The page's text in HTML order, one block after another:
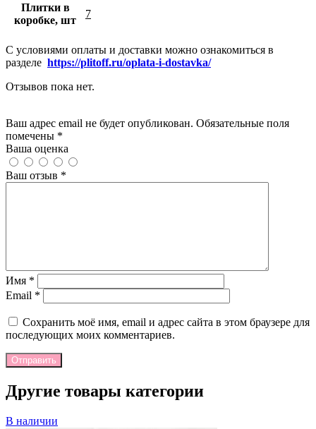
Плитки в
коробке, шт
7
С условиями оплаты и доставки можно ознакомиться в
разделе https://plitoff.ru/oplata-i-dostavka/
Отзывов пока нет.
Ваш адрес email не будет опубликован. Обязательные поля
помечены *
Ваша оценка
Ваш отзыв *
Имя *
Email *
Сохранить моё имя, email и адрес сайта в этом браузере для
последующих моих комментариев.
Отправить
Другие товары категории
В наличии